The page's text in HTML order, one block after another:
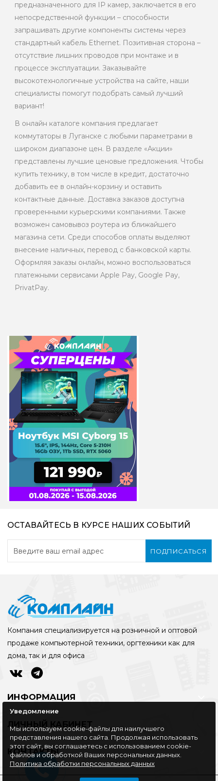
предназначенного для IP камер, заключается в его
непосредственной функции – способности
запрашивать другие компоненты системы через
стандартный кабель Ethernet. Позитивная сторона –
отсутствие лишних проводов при монтаже и в
процессе эксплуатации. Заказывайте
высокотехнологичные устройства на сайте, наши
специалисты помогут подобрать самый лучший
вариант!
В онлайн каталоге компания предлагает
коммутаторы в Луганске с любыми параметрами в
широком диапазоне цен. В разделе «Акции»
представлены лучшие ценовые предложения. Чтобы
купить технику, в том числе в кредит, достаточно
добавить ее в онлайн-корзину и оставить
контактные данные. Доставка заказов доступна
проверенными курьерскими компаниями. Также
возможен самовывоз роутера из ближайшего
магазина сети. Среди способов оплаты выделяют
внесение наличных, перевод с банковской карты.
Оформляя заказы онлайн, можно воспользоваться
платежными сервисами Apple Pay, Google Pay,
PrivatPay.
ОСТАВАЙТЕСЬ В КУРСЕ НАШИХ СОБЫТИЙ
ПОДПИСАТЬСЯ
Компания специализируется на розничной и оптовой
продаже компьютерной техники, оргтехники как для
дома, так и для офиса
ИНФОРМАЦИЯ
ЛИЧНЫЙ КАБИНЕТ
КОНТАКТЫ
Уведомление
Мы используем cookie-файлы для наилучшего
представления нашего сайта. Продолжая использовать
этот сайт, вы соглашаетесь с использованием cookie-
файлов и обработкой Ваших персональных данных.
Политика обработки персональных данных